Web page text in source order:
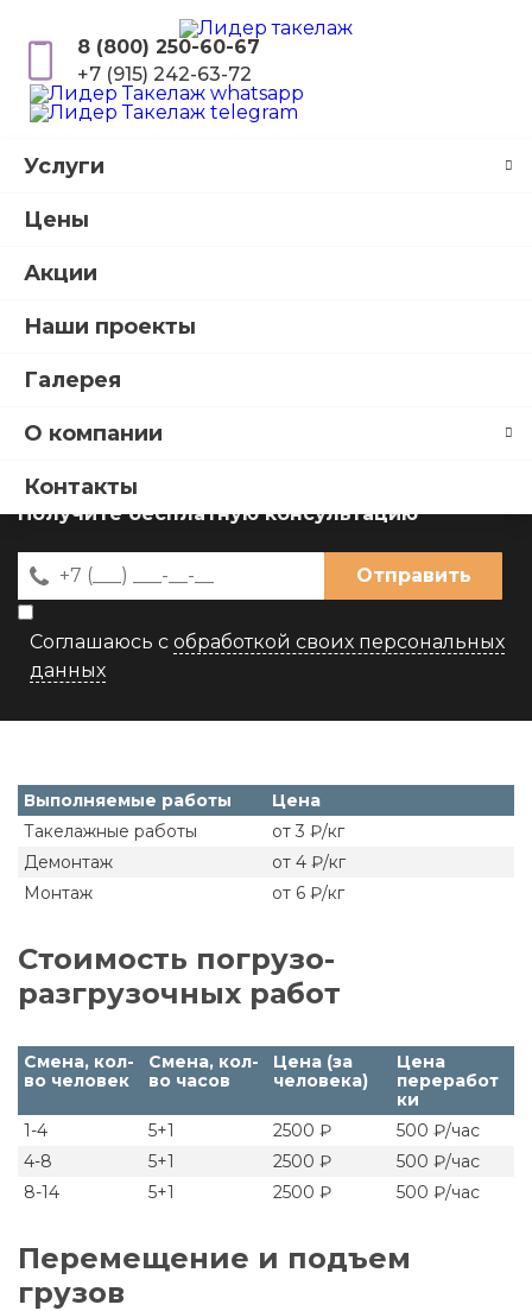
Услуги
Цены
Акции
Наши проекты
Галерея
О компании
Контакты
8 (800) 250-60-67
+7 (915) 242-63-72
Перевозка пианино и
роялей
пианино в Москве и Московской области. Также
объектах любой сложности с 2006 года.
Получите бесплатную консультацию
Отправить
Соглашаюсь с обработкой своих персональных
данных
Выполняемые работы
Цена
Такелажные работы
от 3 ₽/кг
Демонтаж
от 4 ₽/кг
Монтаж
от 6 ₽/кг
Стоимость погрузо-
разгрузочных работ
Смена, кол-
во человек
Смена, кол-
во часов
Цена (за
человека)
Цена
переработ
ки
1-4
5+1 2500 ₽
500 ₽/час
4-8
5+1 2500 ₽
500 ₽/час
8-14
5+1 2500 ₽ 500 ₽/час
Перемещение и подъем
грузов